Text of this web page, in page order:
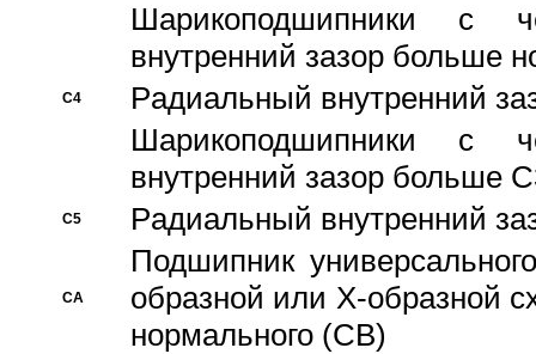
Шарикоподшипники с
внутренний зазор больше
C4
Pадиальный внутренний
Шарикоподшипники с
внутренний зазор больше
C5 Pадиальный внутренний
CA
Подшипник
образной или Х-образной
нормального (CB)